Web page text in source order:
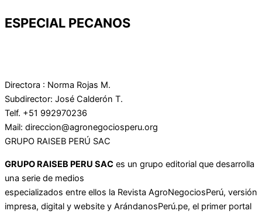
ESPECIAL PECANOS
Directora : Norma Rojas M.
Subdirector: José Calderón T.
Telf. +51 992970236
Mail: direccion@agronegociosperu.org
GRUPO RAISEB PERÚ SAC
GRUPO RAISEB PERU SAC es un grupo editorial que desarrolla
una serie de medios
especializados entre ellos la Revista AgroNegociosPerú, versión
impresa, digital y website y ArándanosPerú.pe, el primer portal